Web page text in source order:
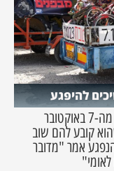
המוסד לביטוח לאומי כופה על נפגעים רבים מה-7 באוקטובר
קובע להם שוב
הנפגע אמר "מדובר